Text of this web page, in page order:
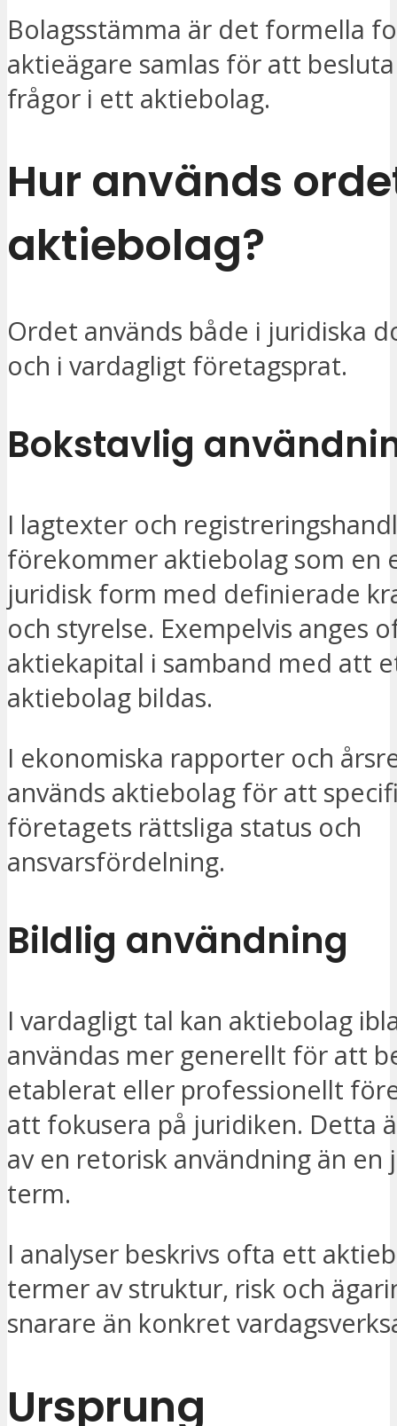
Bolagsstämma är det formella
aktieägare samlas för att
frågor i ett aktiebolag.
Hur används
aktiebolag?
Ordet används både i juridiska
och i vardagligt företagsprat.
Bokstavlig
I lagtexter och
förekommer aktiebolag som en
juridisk form med definierade
och styrelse. Exempelvis anges
aktiekapital i samband med att
aktiebolag bildas.
I ekonomiska rapporter och
används aktiebolag för att
företagets rättsliga status och
ansvarsfördelning.
Bildlig användning
I vardagligt tal kan aktiebolag
användas mer generellt för att
etablerat eller professionellt
att fokusera på juridiken. Detta
av en retorisk användning än en
term.
I analyser beskrivs ofta ett
termer av struktur, risk och
snarare än konkret
Ursprung